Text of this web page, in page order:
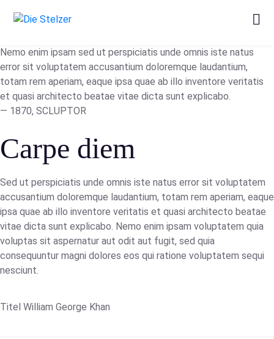
Nemo enim ipsam sed ut perspiciatis unde omnis iste natus
error sit voluptatem accusantium doloremque laudantium,
totam rem aperiam, eaque ipsa quae ab illo inventore veritatis
et quasi architecto beatae vitae dicta sunt explicabo.
— 1870, SCLUPTOR
Carpe diem
Sed ut perspiciatis unde omnis iste natus error sit voluptatem
accusantium doloremque laudantium, totam rem aperiam, eaque
ipsa quae ab illo inventore veritatis et quasi architecto beatae
vitae dicta sunt explicabo. Nemo enim ipsam voluptatem quia
voluptas sit aspernatur aut odit aut fugit, sed quia
consequuntur magni dolores eos qui ratione voluptatem sequi
nesciunt.
Titel William George Khan